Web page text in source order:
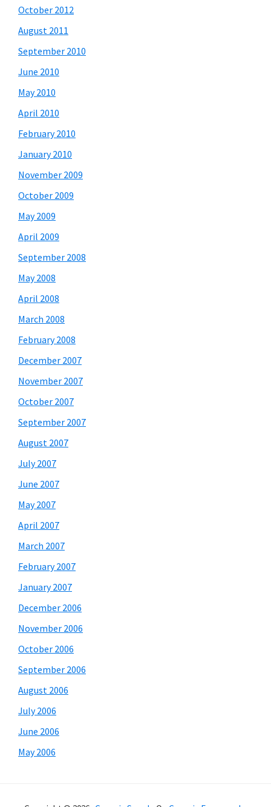
October 2012
August 2011
September 2010
June 2010
May 2010
April 2010
February 2010
January 2010
November 2009
October 2009
May 2009
April 2009
September 2008
May 2008
April 2008
March 2008
February 2008
December 2007
November 2007
October 2007
September 2007
August 2007
July 2007
June 2007
May 2007
April 2007
March 2007
February 2007
January 2007
December 2006
November 2006
October 2006
September 2006
August 2006
July 2006
June 2006
May 2006